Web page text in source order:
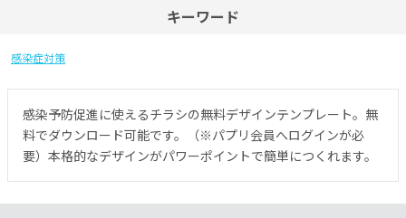
キーワード
感染症対策
感染予防促進に使えるチラシの無料デザインテンプレート。無
料でダウンロード可能です。（※パプリ会員へログインが必
要）本格的なデザインがパワーポイントで簡単につくれます。